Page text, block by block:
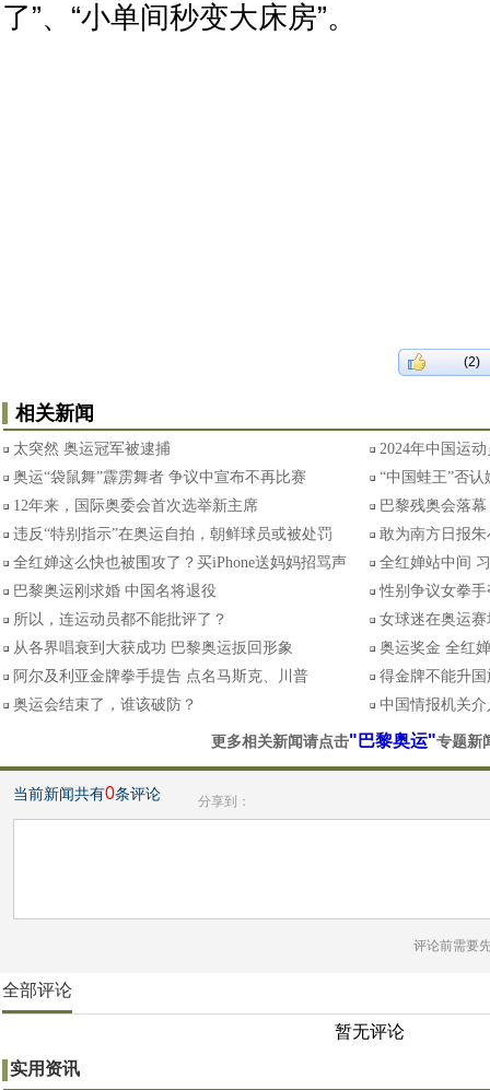
了”、“小单间秒变大床房”。
(2)
相关新闻
太突然 奥运冠军被逮捕
2024年中国运
奥运“袋鼠舞”霹雳舞者 争议中宣布不再比赛
“中国蛙王”否
12年来，国际奥委会首次选举新主席
巴黎残奥会落
违反“特别指示”在奥运自拍，朝鲜球员或被处罚
敢为南方日报
全红婵这么快也被围攻了？买iPhone送妈妈招骂声
全红婵站中间
巴黎奥运刚求婚 中国名将退役
性别争议女拳
所以，连运动员都不能批评了？
女球迷在奥运
从各界唱衰到大获成功 巴黎奥运扳回形象
奥运奖金 全红
阿尔及利亚金牌拳手提告 点名马斯克、川普
得金牌不能升
奥运会结束了，谁该破防？
中国情报机关
更多相关新闻请点击"巴黎奥运"专题新
当前新闻共有0条评论 分享到：
评论前需要
全部评论
暂无评论
实用资讯